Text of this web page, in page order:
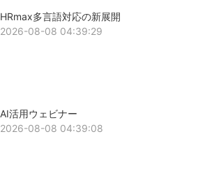
HRmax多言語対応の新展開
2026-08-08 04:39:29
AI活用ウェビナー
2026-08-08 04:39:08